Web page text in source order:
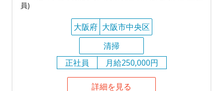
員)
大阪府 大阪市中央区
清掃
正社員
月給250,000円
詳細を見る